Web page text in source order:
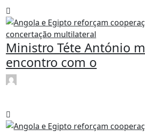
Ministro Téte António
encontro com o